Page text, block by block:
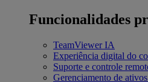
Funcionalidades
TeamViewer IA
Experiência digital do
Suporte e controle
Gerenciamento de